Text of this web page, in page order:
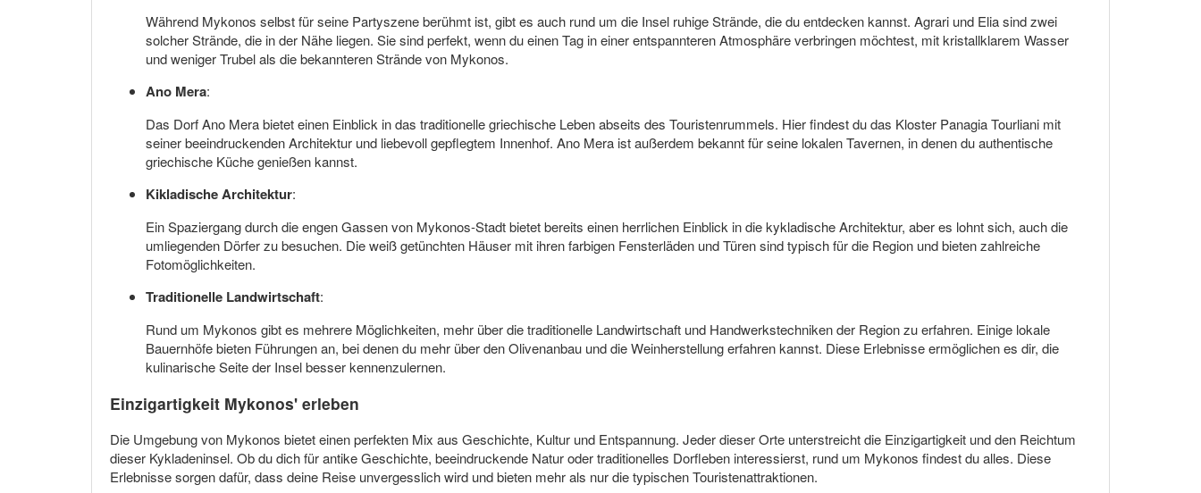
Während Mykonos selbst für seine Partyszene berühmt ist, gibt es auch rund um die Insel ruhige Strände, die du entdecken kannst. Agrari und Elia sind zwei
solcher Strände, die in der Nähe liegen. Sie sind perfekt, wenn du einen Tag in einer entspannteren Atmosphäre verbringen möchtest, mit kristallklarem Wasser
und weniger Trubel als die bekannteren Strände von Mykonos.
Ano Mera:
Das Dorf Ano Mera bietet einen Einblick in das traditionelle griechische Leben abseits des Touristenrummels. Hier findest du das Kloster Panagia Tourliani mit
seiner beeindruckenden Architektur und liebevoll gepflegtem Innenhof. Ano Mera ist außerdem bekannt für seine lokalen Tavernen, in denen du authentische
griechische Küche genießen kannst.
Kikladische Architektur:
Ein Spaziergang durch die engen Gassen von Mykonos-Stadt bietet bereits einen herrlichen Einblick in die kykladische Architektur, aber es lohnt sich, auch die
umliegenden Dörfer zu besuchen. Die weiß getünchten Häuser mit ihren farbigen Fensterläden und Türen sind typisch für die Region und bieten zahlreiche
Fotomöglichkeiten.
Traditionelle Landwirtschaft:
Rund um Mykonos gibt es mehrere Möglichkeiten, mehr über die traditionelle Landwirtschaft und Handwerkstechniken der Region zu erfahren. Einige lokale
Bauernhöfe bieten Führungen an, bei denen du mehr über den Olivenanbau und die Weinherstellung erfahren kannst. Diese Erlebnisse ermöglichen es dir, die
kulinarische Seite der Insel besser kennenzulernen.
Einzigartigkeit Mykonos' erleben
Die Umgebung von Mykonos bietet einen perfekten Mix aus Geschichte, Kultur und Entspannung. Jeder dieser Orte unterstreicht die Einzigartigkeit und den Reichtum
dieser Kykladeninsel. Ob du dich für antike Geschichte, beeindruckende Natur oder traditionelles Dorfleben interessierst, rund um Mykonos findest du alles. Diese
Erlebnisse sorgen dafür, dass deine Reise unvergesslich wird und bieten mehr als nur die typischen Touristenattraktionen.